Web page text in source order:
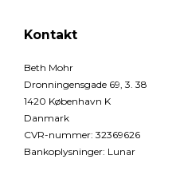
Kontakt
Beth Mohr
Dronningensgade 69, 3. 38
1420 København K
Danmark
CVR-nummer: 32369626
Bankoplysninger: Lunar